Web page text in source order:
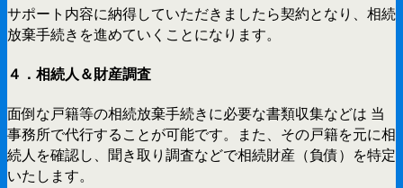
サポート内容に納得していただきましたら契約となり、相続
放棄手続きを進めていくことになります。
４．相続人＆財産調査
面倒な戸籍等の相続放棄手続きに必要な書類収集などは 当
事務所で代行することが可能です。また、その戸籍を元に相
続人を確認し、聞き取り調査などで相続財産（負債）を特定
いたします。